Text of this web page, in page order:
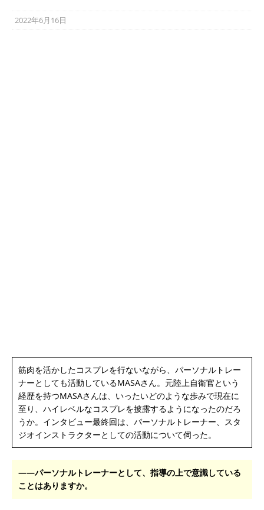
2022年6月16日
筋肉を活かしたコスプレを行ないながら、パーソナルトレー
ナーとしても活動しているMASAさん。元陸上自衛官という
経歴を持つMASAさんは、いったいどのような歩みで現在に
至り、ハイレベルなコスプレを披露するようになったのだろ
うか。インタビュー最終回は、パーソナルトレーナー、スタ
ジオインストラクターとしての活動について伺った。
――パーソナルトレーナーとして、指導の上で意識している
ことはありますか。